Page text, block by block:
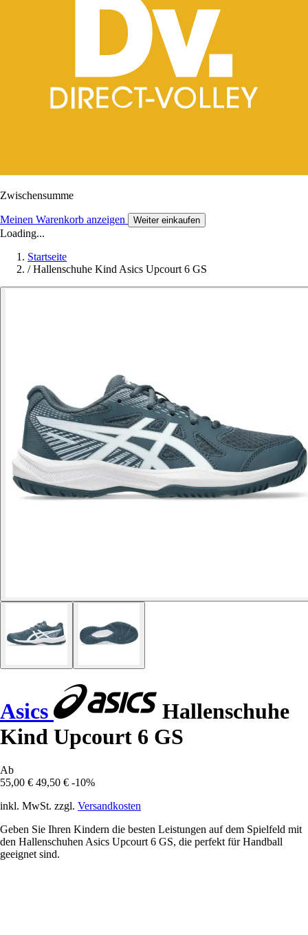
Zwischensumme
Meinen Warenkorb anzeigen Weiter einkaufen
Loading...
Startseite
/ Hallenschuhe Kind Asics Upcourt 6 GS
Asics
Hallenschuhe
Kind Upcourt 6 GS
Ab
55,00 € 49,50 € -10%
inkl. MwSt. zzgl. Versandkosten
Geben Sie Ihren Kindern die besten Leistungen auf dem Spielfeld mit
den Hallenschuhen Asics Upcourt 6 GS, die perfekt für Handball
geeignet sind.